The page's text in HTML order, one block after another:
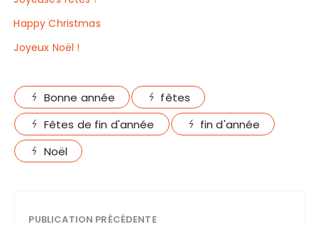
Happy Christmas
Joyeux Noël !
Bonne année
fêtes
Fêtes de fin d'année
fin d'année
Noël
PUBLICATION PRÉCÉDENTE